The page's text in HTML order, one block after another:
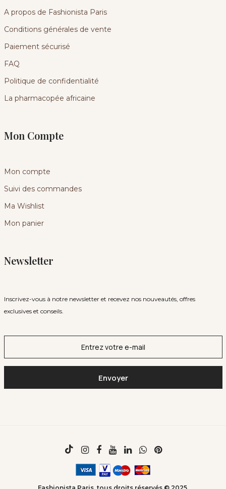
A propos de Fashionista Paris
Conditions générales de vente
Paiement sécurisé
FAQ
Politique de confidentialité
La pharmacopée africaine
Mon Compte
Mon compte
Suivi des commandes
Ma Wishlist
Mon panier
Newsletter
Inscrivez-vous à notre newsletter et recevez nos nouveautés, offres
exclusives et conseils.